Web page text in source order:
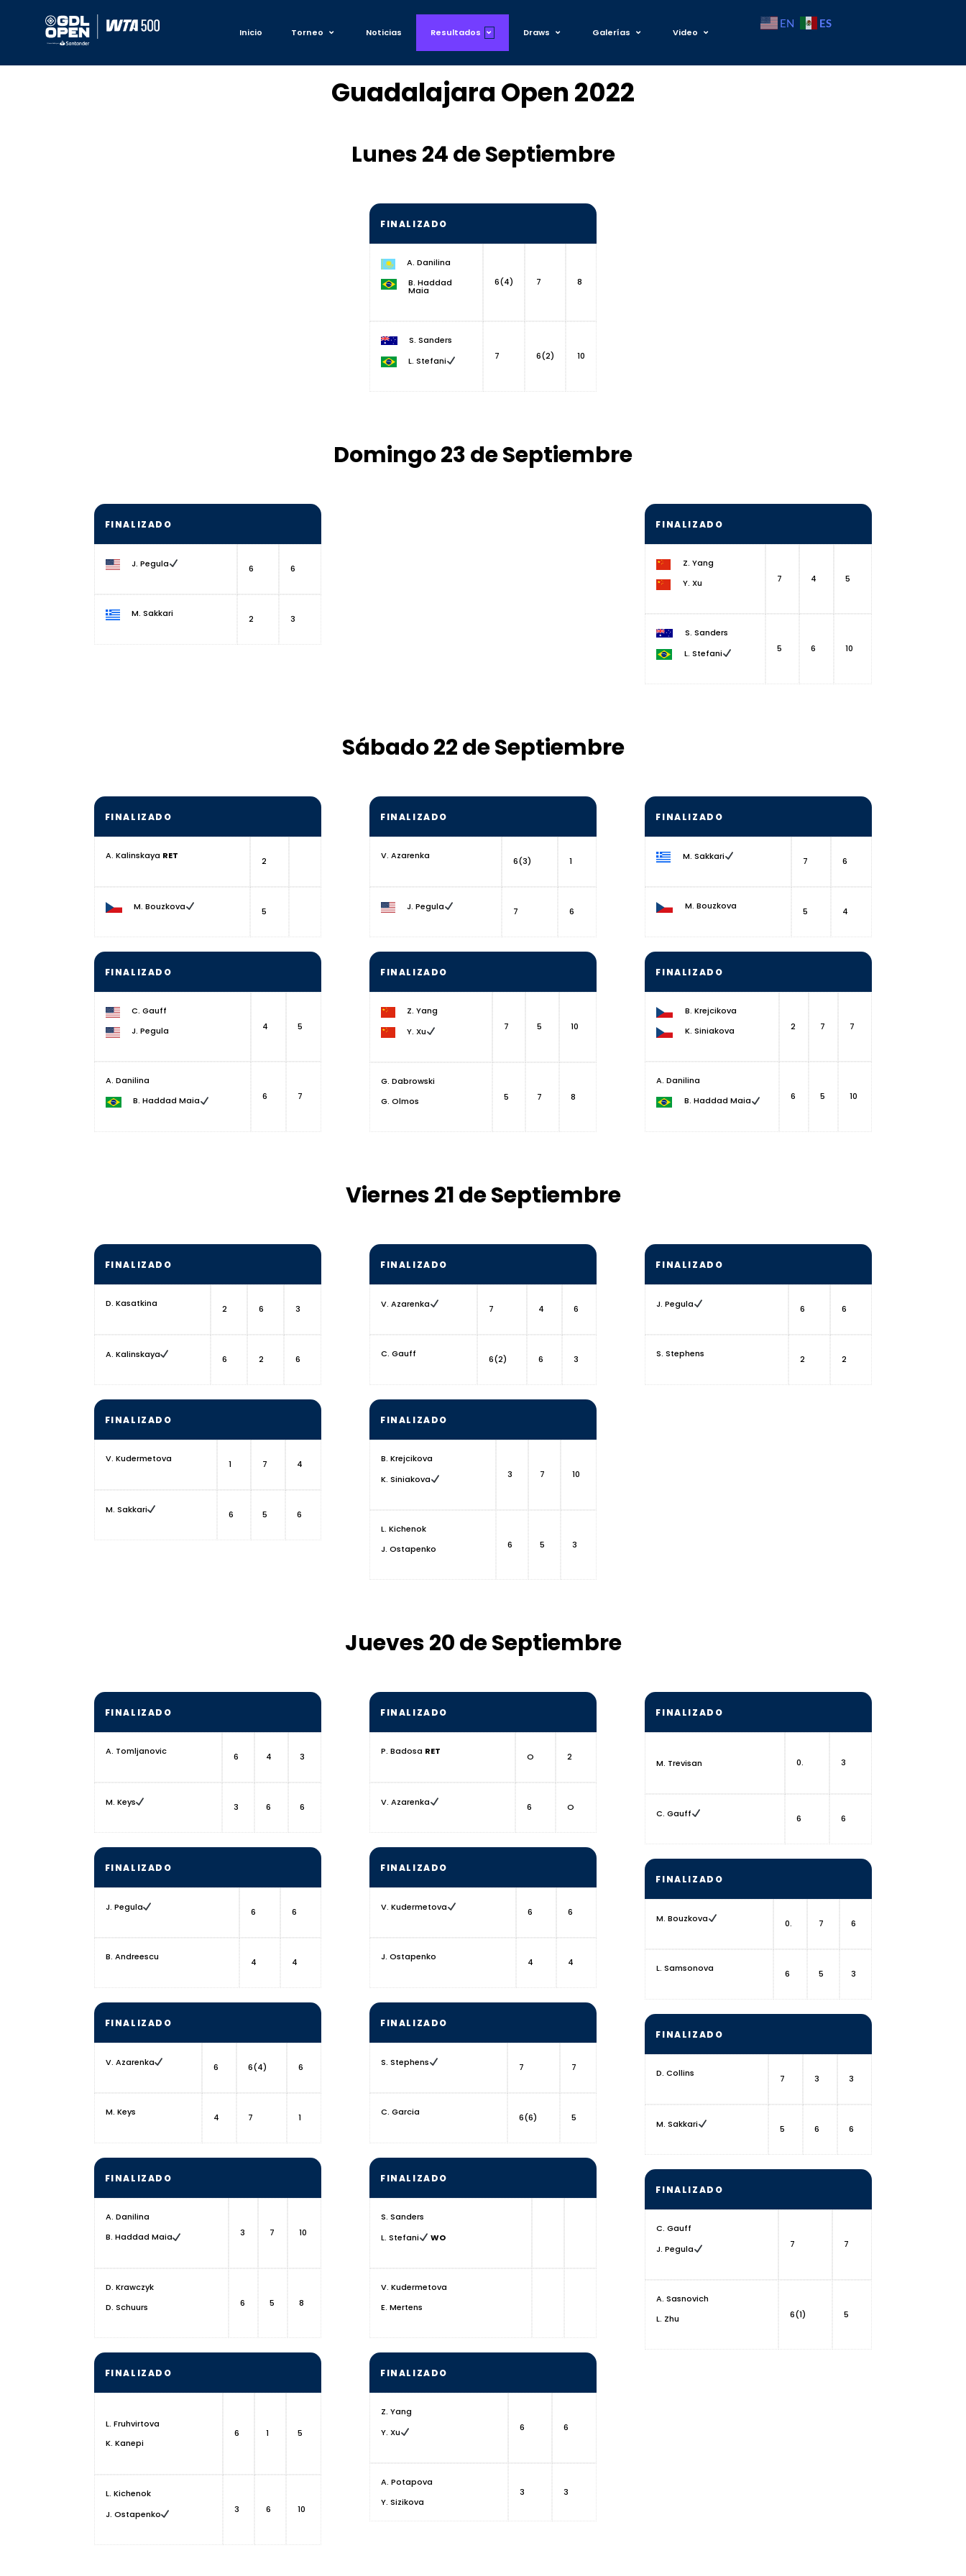
Inicio Torneo Noticias Resultados Draws Galerías Video
EN ES
Guadalajara Open 2022
Lunes 24 de Septiembre
FINALIZADO
A. Danilina
B. Haddad
Maia
6(4) 7 8
S. Sanders
L. Stefani
7 6(2) 10
Domingo 23 de Septiembre
FINALIZADO
J. Pegula 6 6
M. Sakkari 2 3
FINALIZADO
Z. Yang
Y. Xu
7 4 5
S. Sanders
L. Stefani
5 6 10
Sábado 22 de Septiembre
FINALIZADO
A. Kalinskaya RET 2
M. Bouzkova 5
FINALIZADO
C. Gauff
J. Pegula
4 5
A. Danilina
B. Haddad Maia
6 7
FINALIZADO
V. Azarenka 6(3) 1
J. Pegula 7 6
FINALIZADO
Z. Yang
Y. Xu
7 5 10
G. Dabrowski
G. Olmos
5 7 8
FINALIZADO
M. Sakkari 7 6
M. Bouzkova 5 4
FINALIZADO
B. Krejcikova
K. Siniakova
2 7 7
A. Danilina
B. Haddad Maia
6 5 10
Viernes 21 de Septiembre
FINALIZADO
D. Kasatkina 2 6 3
A. Kalinskaya 6 2 6
FINALIZADO
V. Kudermetova 1 7 4
M. Sakkari 6 5 6
FINALIZADO
V. Azarenka 7 4 6
C. Gauff 6(2) 6 3
FINALIZADO
B. Krejcikova
K. Siniakova
3 7 10
L. Kichenok
J. Ostapenko
6 5 3
FINALIZADO
J. Pegula 6 6
S. Stephens 2 2
Jueves 20 de Septiembre
FINALIZADO
A. Tomljanovic 6 4 3
M. Keys 3 6 6
FINALIZADO
J. Pegula 6 6
B. Andreescu 4 4
FINALIZADO
V. Azarenka 6 6(4) 6
M. Keys 4 7 1
FINALIZADO
A. Danilina
B. Haddad Maia
3 7 10
D. Krawczyk
D. Schuurs
6 5 8
FINALIZADO
L. Fruhvirtova
K. Kanepi
6 1 5
L. Kichenok
J. Ostapenko
3 6 10
FINALIZADO
P. Badosa RET O 2
V. Azarenka 6 O
FINALIZADO
V. Kudermetova 6 6
J. Ostapenko 4 4
FINALIZADO
S. Stephens 7 7
C. Garcia 6(6) 5
FINALIZADO
S. Sanders
L. Stefani
WO
V. Kudermetova
E. Mertens
FINALIZADO
Z. Yang
Y. Xu
6 6
A. Potapova
Y. Sizikova
3 3
FINALIZADO
M. Trevisan 0. 3
C. Gauff 6 6
FINALIZADO
M. Bouzkova 0. 7 6
L. Samsonova 6 5 3
FINALIZADO
D. Collins 7 3 3
M. Sakkari 5 6 6
FINALIZADO
C. Gauff
J. Pegula
7 7
A. Sasnovich
L. Zhu
6(1) 5